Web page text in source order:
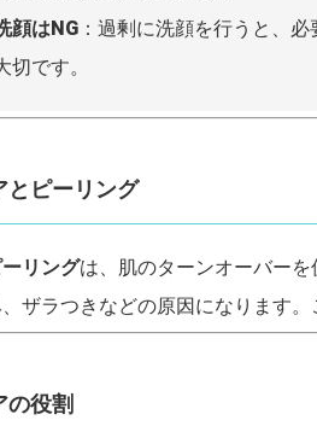
顔はNG ：過剰に洗顔を行うと、
切です。
とピーリング
ーリングは、肌のターンオーバー
ザラつきなどの原因になります
の役割